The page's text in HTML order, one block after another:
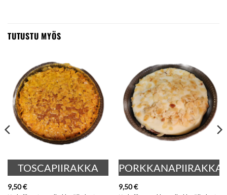
TUTUSTU MYÖS
TOSCAPIIRAKKA
9,50€
PORKKANAPIIRAKKA
9,50€